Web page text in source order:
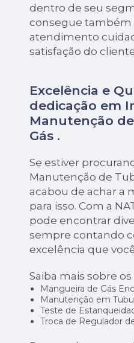
dentro de seu
consegue
atendimento
satisfação do
Excelência e
dedicação em
Manutenção
Gás .
Se estiver
Manutenção de
acabou de achar a
para isso. Com a
pode encontrar
sempre contando
excelência que
Saiba mais sobre
Mangueira de Gás
Manutenção em
Teste de
Troca de Regulador